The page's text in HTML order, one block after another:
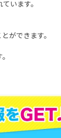
います。
ができます。